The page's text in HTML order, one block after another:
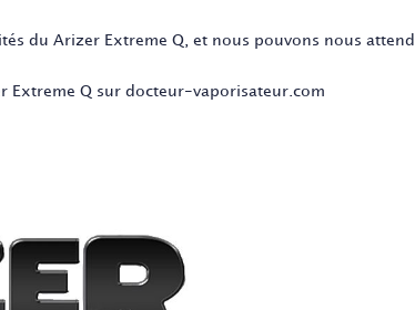
du Arizer Extreme Q, et nous pouvons nous
Extreme Q sur docteur-vaporisateur.com